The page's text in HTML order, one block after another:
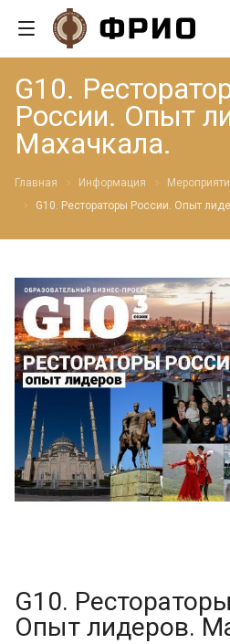
G10.
России. Опыт
Махачкала.
Главная Информация
G10. Рестораторы России. Опыт
G10.
Опыт лидеров.